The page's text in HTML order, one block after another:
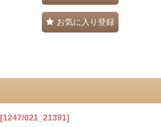
お気に入り登録
[1247/021_21391]